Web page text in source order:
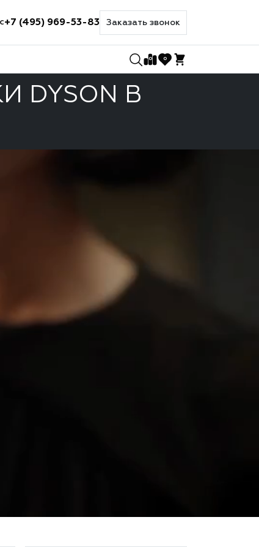
+7 (495) 969-53-83 Заказать звонок
0 0
В